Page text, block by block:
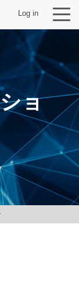
Log in
ョ